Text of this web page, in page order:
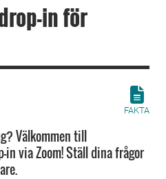
in för
FAKTA
Välkommen till
via Zoom! Ställ dina frågor